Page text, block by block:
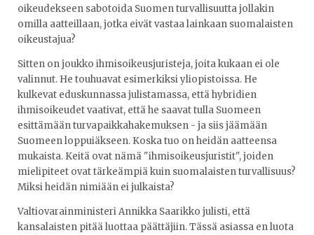
oikeudekseen sabotoida Suomen turvallisuutta jollakin
omilla aatteillaan, jotka eivät vastaa lainkaan suomalaisten
oikeustajua?
Sitten on joukko ihmisoikeusjuristeja, joita kukaan ei ole
valinnut. He touhuavat esimerkiksi yliopistoissa. He
kulkevat eduskunnassa julistamassa, että hybridien
ihmisoikeudet vaativat, että he saavat tulla Suomeen
esittämään turvapaikkahakemuksen - ja siis jäämään
Suomeen loppuiäkseen. Koska tuo on heidän aatteensa
mukaista. Keitä ovat nämä "ihmisoikeusjuristit", joiden
mielipiteet ovat tärkeämpiä kuin suomalaisten turvallisuus?
Miksi heidän nimiään ei julkaista?
Valtiovarainministeri Annikka Saarikko julisti, että
kansalaisten pitää luottaa päättäjiin. Tässä asiassa en luota